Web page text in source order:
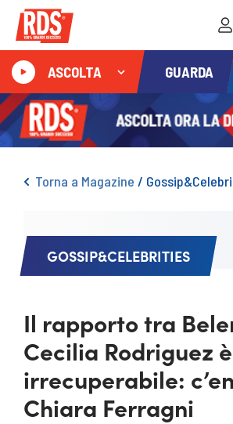
ASCOLTA GUARDA
Torna a Magazine /
GOSSIP&CELEBRITIES
Il rapporto tra
Cecilia Rodriguez è
irrecuperabile:
Chiara Ferragni